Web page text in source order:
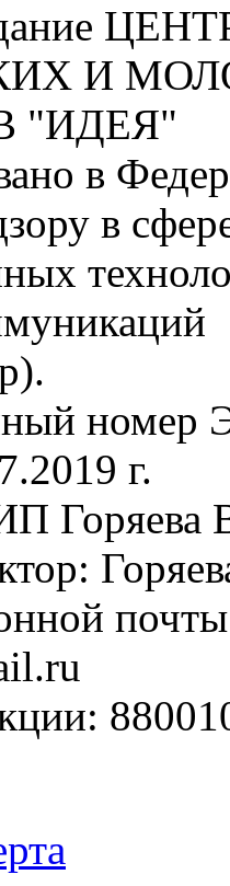
И
"ИДЕЯ"
в
в
г.
Горяева